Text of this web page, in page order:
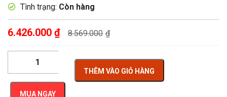
Tình trạng: Còn hàng
6.426.000 ₫ 8.569.000 ₫
THÊM VÀO GIỎ HÀNG
MUA NGAY